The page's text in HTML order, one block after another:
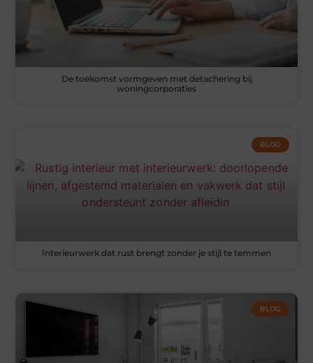
De toekomst vormgeven met detachering bij
woningcorporaties
BLOG
Interieurwerk dat rust brengt zonder je stijl te temmen
BLOG